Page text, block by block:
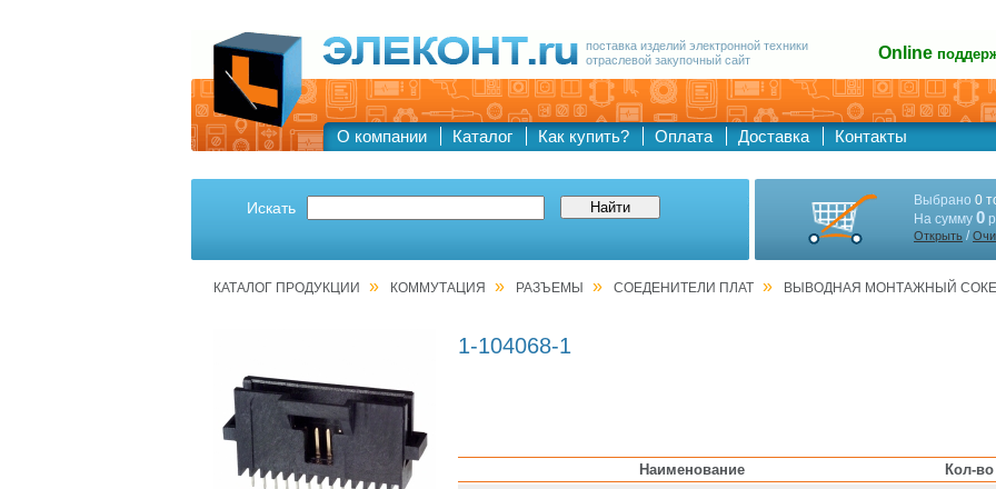
поставка изделий электронной техники
отраслевой закупочный сайт
Online
О компании Каталог Как купить? Оплата Доставка Контакты
Искать Выбрано 0
На сумму 0
Открыть /
КАТАЛОГ ПРОДУКЦИИ » КОММУТАЦИЯ » РАЗЪЕМЫ » СОЕДЕНИТЕЛИ ПЛАТ » ВЫВОДНАЯ МОНТАЖНЫЙ
1-104068-1
Наименование Кол-во